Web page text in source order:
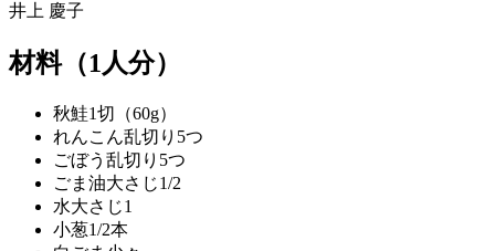
井上 慶子
材料（1人分）
秋鮭1切（60g）
れんこん乱切り5つ
ごぼう 乱切り5つ
ごま油大さじ1/2
水大さじ1
小葱1/2本